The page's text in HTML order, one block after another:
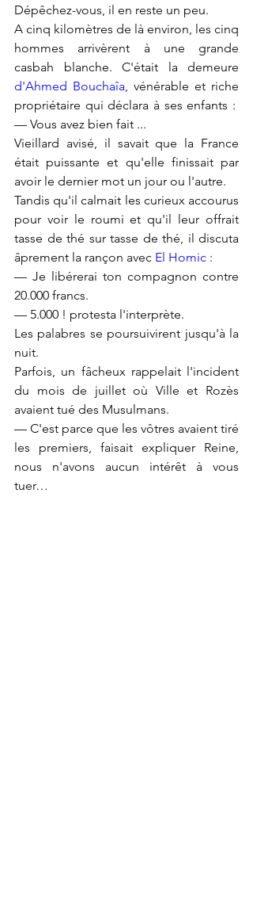
Dépêchez-vous, il en reste un peu.
A cinq kilomètres de là environ, les cinq
hommes arrivèrent à une grande
d'Ahmed Bouchaîa, vénérable et riche
propriétaire qui déclara à ses enfants :
— Vous avez bien fait ...
Vieillard avisé, il savait que la France
était puissante et qu'elle finissait par
avoir le dernier mot un jour ou l'autre.
Tandis qu'il calmait les curieux accourus
pour voir le roumi et qu'il leur offrait
tasse de thé sur tasse de thé, il discuta
âprement la rançon avec El Homic :
— Je libérerai ton compagnon contre
20.000 francs.
— 5.000 ! protesta l'interprète.
Les palabres se poursuivirent jusqu'à la
nuit.
Parfois, un fâcheux rappelait l'incident
du mois de juillet où Ville et Rozès
avaient tué des Musulmans.
— C'est parce que les vôtres avaient tiré
les premiers, faisait expliquer Reine,
nous n'avons aucun intérêt à vous
tuer…